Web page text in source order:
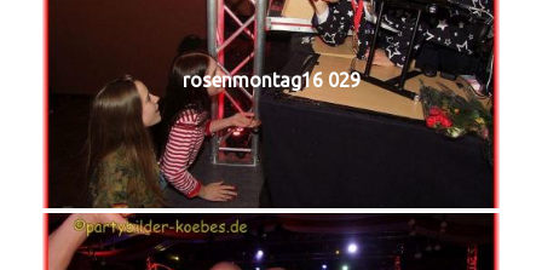
rosenmontag16 029